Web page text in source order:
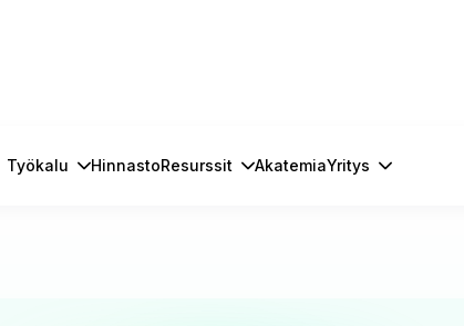
Työkalu HinnastoResurssit AkatemiaYritys